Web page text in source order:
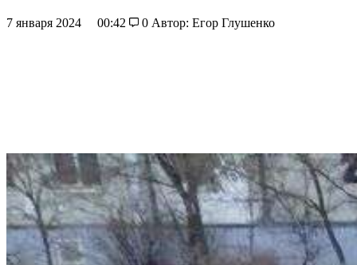
7 января 2024 00:42 0 Автор: Егор Глушенко